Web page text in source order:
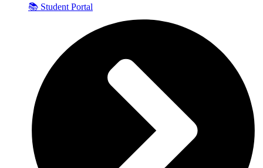
📚 Student Portal